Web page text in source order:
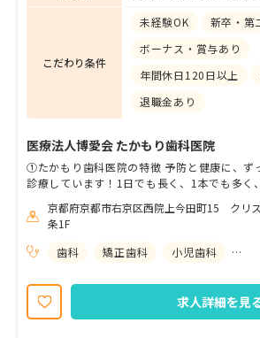
こだわり条件
未経験OK
新卒・第
ボーナス・賞与あり
年間休日120日以上
退職金あり
医療法人博愛会 たかもり歯科医院
①たかもり歯科医院の特徴 予防と健康に、ず
診療しています！1日でも長く、1本でも多く
うに、お口の健康を守り続ける歯科医院を目指し
る人物像 ・思いやりや、いつも笑顔でいるよ
調性、スピード感や状況判断に優れたり、全
・ホスピタリティやお客様満足についても考
ますので、ご応募お待ちしております！ （
接して採用）
京都府京都市右京区西院上今田町15 クリ
条1F
歯科
矯正歯科 小児歯科
求人詳細を見